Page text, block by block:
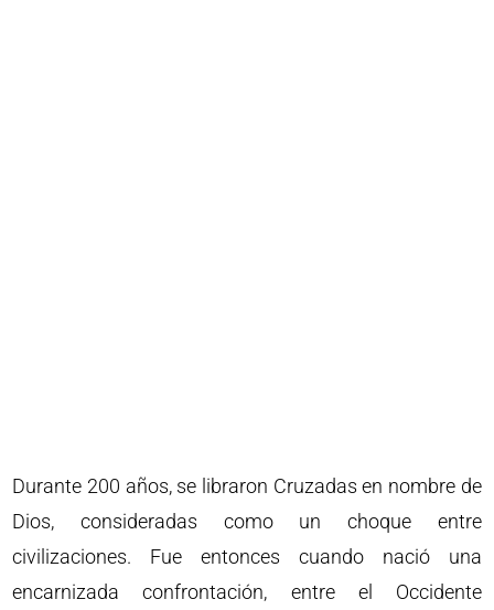
Durante 200 años, se libraron Cruzadas en nombre de
Dios, consideradas como un choque entre
civilizaciones. Fue entonces cuando nació una
encarnizada confrontación, entre el Occidente